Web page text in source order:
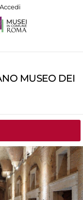
Accedi
MUSEO DEI